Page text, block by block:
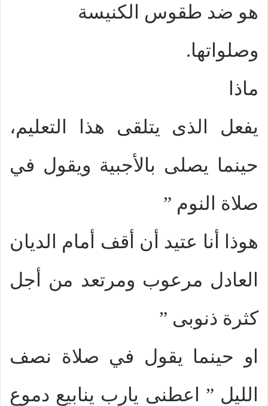
هو ضد طقوس الكنيسة
وصلواتها.
ماذا
يفعل الذى يتلقى هذا التعليم،
حينما يصلى بالأجبية ويقول في
صلاة النوم ”
هوذا أنا عتيد أن أقف أمام الديان
العادل مرعوب ومرتعد من أجل
كثرة ذنوبى ”
او حينما يقول في صلاة نصف
الليل ” اعطنى يارب ينابيع دموع